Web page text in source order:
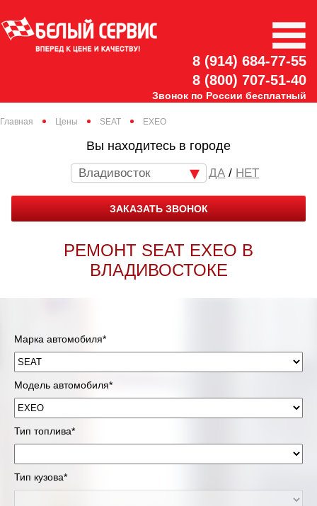
8 (914) 684-77-55
8 (800) 707-51-40
Звонок по России бесплатный
Главная Цены SEAT EXEO
Вы находитесь в городе
Владивосток / НЕТ
ЗАКАЗАТЬ ЗВОНОК
РЕМОНТ SEAT EXEO В
ВЛАДИВОСТОКЕ
Марка автомобиля*
Модель автомобиля*
Тип топлива*
Тип кузова*